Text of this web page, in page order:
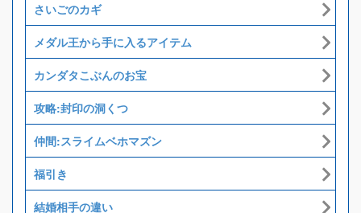
さいごのカギ
メダル王から手に入るアイテム
カンダタこぶんのお宝
攻略:封印の洞くつ
仲間:スライムベホマズン
福引き
結婚相手の違い